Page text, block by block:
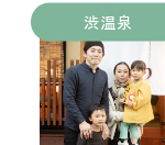
里山ようちえん代表
渋温泉